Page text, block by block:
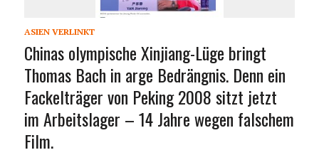
ASIEN VERLINKT
Chinas olympische Xinjiang-Lüge bringt
Thomas Bach in arge Bedrängnis. Denn ein
Fackelträger von Peking 2008 sitzt jetzt
im Arbeitslager – 14 Jahre wegen falschem
Film.